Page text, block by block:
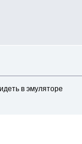
в эмуляторе